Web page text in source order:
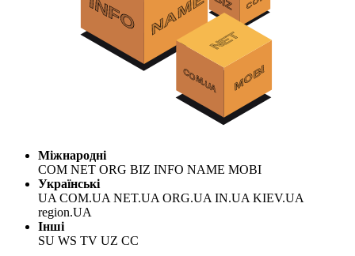
Міжнародні
COM NET ORG BIZ INFO NAME MOBI
Українські
UA COM.UA NET.UA ORG.UA IN.UA KIEV.UA
region.UA
Інші
SU WS TV UZ CC